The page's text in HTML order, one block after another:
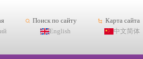
Поиск по сайту
Карта сайта
English 中文简体